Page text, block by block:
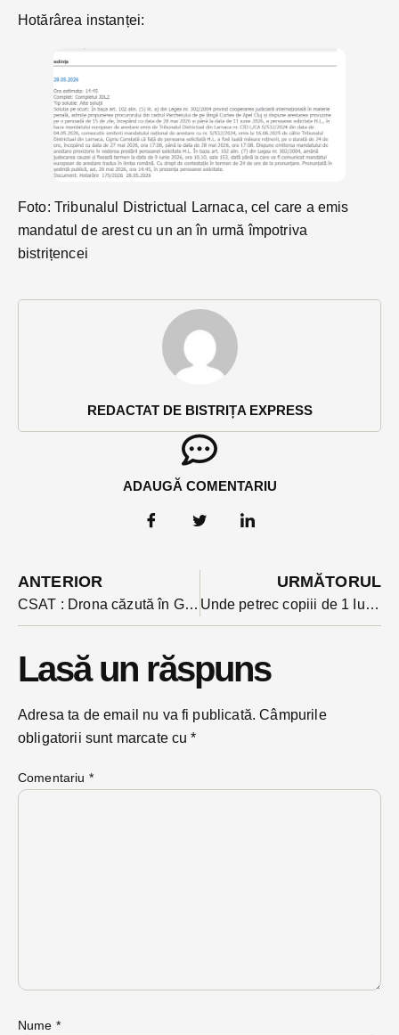
REDACTAT DE BISTRIȚA EXPRESS
ADAUGĂ COMENTARIU
Hotărârea instanței:
Foto: Tribunalul Districtual Larnaca, cel care a emis
mandatul de arest cu un an în urmă împotriva
bistrițencei
ANTERIOR
CSAT : Drona căzută în Galați făcea parte dintr-un roi de 43 de drone rusești, una a ajuns pe teritoriul nostru. Consulul rus din Constanța, expulzat
URMĂTORUL
Unde petrec copiii de 1 Iunie? Program pregătit la Bistrița
Lasă un răspuns
Adresa ta de email nu va fi publicată. Câmpurile
obligatorii sunt marcate cu*
Comentariu *
Nume *